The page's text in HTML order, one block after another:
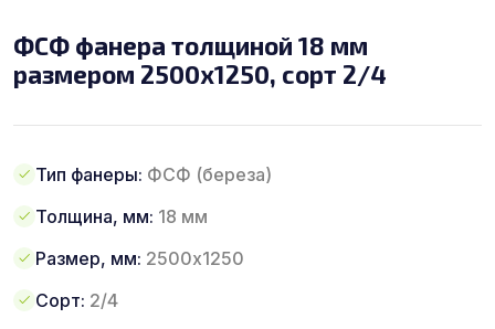
ФСФ фанера толщиной 18 мм
размером 2500х1250, сорт 2/4
Тип фанеры: ФСФ (береза)
Толщина, мм: 18 мм
Размер, мм: 2500х1250
Сорт: 2/4